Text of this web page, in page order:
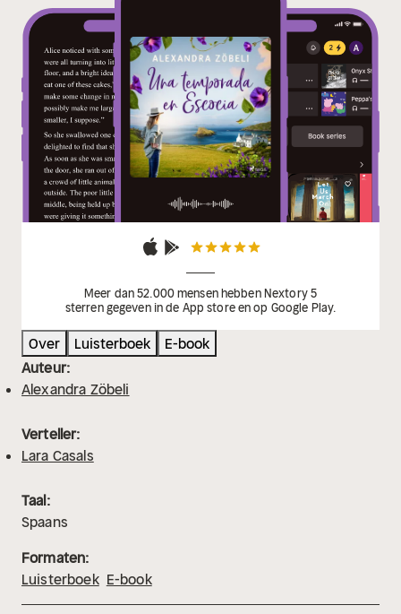
Meer dan 52.000 mensen hebben Nextory 5
sterren gegeven in de App store en op Google Play.
Over Luisterboek
E-book
Auteur:
Alexandra Zöbeli
Verteller:
Lara Casals
Taal:
Spaans
Formaten:
Luisterboek E-book